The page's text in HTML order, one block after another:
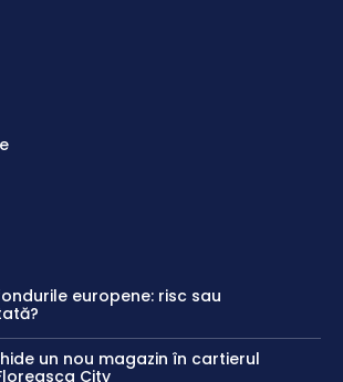
europene: risc sau
un nou magazin în cartierul
City